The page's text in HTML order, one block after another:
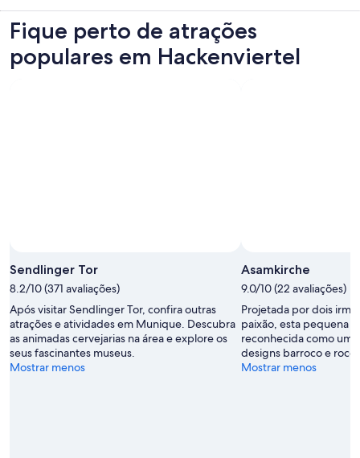
Fique perto de atrações
populares em Hackenviertel
Sendlinger Tor
8.2/10 (371 avaliações)
Após visitar Sendlinger Tor, confira outras
atrações e atividades em Munique. Descubra
as animadas cervejarias na área e explore os
seus fascinantes museus.
Mostrar menos
Asamkirche
9.0/10 (22 avaliações)
Projetada por dois
paixão, esta pequena
reconhecida como
designs barroco e
Mostrar menos